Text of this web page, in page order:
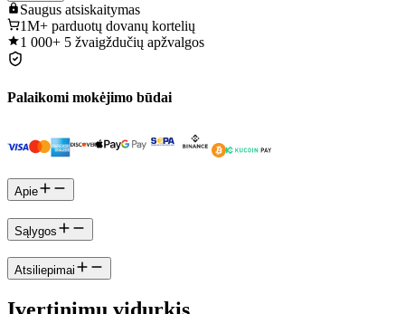
Saugus atsiskaitymas
1M+ parduotų dovanų kortelių
1 000+ 5 žvaigždučių apžvalgos
Palaikomi mokėjimo būdai
Apie
Sąlygos
Atsiliepimai